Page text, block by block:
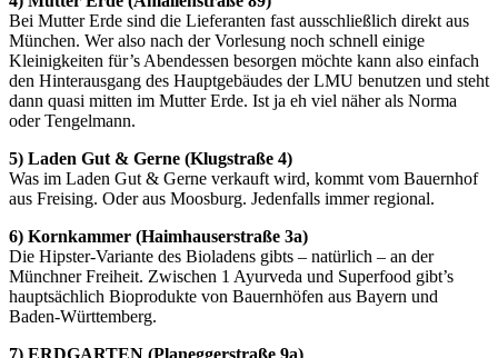
Bei Mutter Erde sind die Lieferanten fast ausschließlich direkt aus
München. Wer also nach der Vorlesung noch schnell einige
Kleinigkeiten für’s Abendessen besorgen möchte kann also einfach
den Hinterausgang des Hauptgebäudes der LMU benutzen und steht
dann quasi mitten im Mutter Erde. Ist ja eh viel näher als Norma
oder Tengelmann.
5) Laden Gut & Gerne (Klugstraße 4)
Was im Laden Gut & Gerne verkauft wird, kommt vom Bauernhof
aus Freising. Oder aus Moosburg. Jedenfalls immer regional.
6) Kornkammer (Haimhauserstraße 3a)
Die Hipster-Variante des Bioladens gibts – natürlich – an der
Münchner Freiheit. Zwischen 1 Ayurveda und Superfood gibt’s
hauptsächlich Bioprodukte von Bauernhöfen aus Bayern und
Baden-Württemberg.